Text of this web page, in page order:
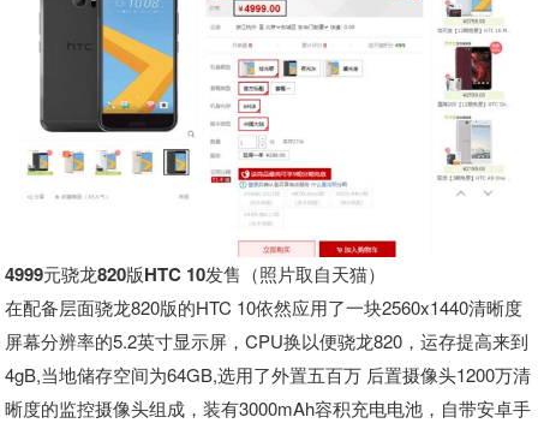
4999元骁龙820版HTC 10发售（照片取自天猫）
在配备层面骁龙820版的HTC 10依然应用了一块2560x1440清晰度
屏幕分辨率的5.2英寸显示屏，CPU换以便骁龙820，运存提高来到
4gB,当地储存空间为64GB,选用了外置五百万 后置摄像头1200万清
晰度的监控摄像头组成，装有3000mAh容积充电电池，自带安卓手